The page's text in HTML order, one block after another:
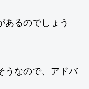
あるのでしょう
うなので、アドバ